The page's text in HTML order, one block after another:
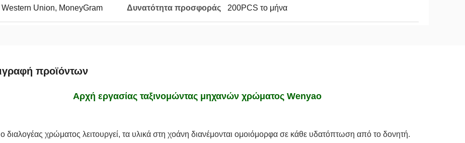
Western Union, MoneyGram Δυνατότητα προσφοράς 200PCS το μήνα
προϊόντων
Αρχή εργασίας ταξινομώντας μηχανών χρώματος Wenyao
διαλογέας χρώματος λειτουργεί, τα υλικά στη χοάνη διανέμονται ομοιόμορφα σε κάθε υδατόπτωση από το δονητή.